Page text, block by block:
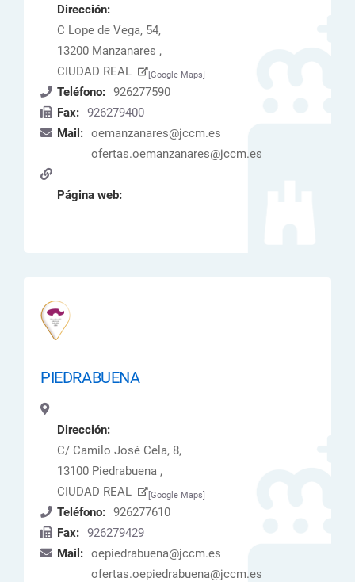
Dirección:
C Lope de Vega, 54,
13200 Manzanares ,
CIUDAD REAL
[Google Maps]
Teléfono: 926277590
Fax: 926279400
Mail: oemanzanares@jccm.es
ofertas.oemanzanares@jccm.es
Página web:
PIEDRABUENA
Dirección:
C/ Camilo José Cela, 8,
13100 Piedrabuena ,
CIUDAD REAL
[Google Maps]
Teléfono: 926277610
Fax: 926279429
Mail: oepiedrabuena@jccm.es
ofertas.oepiedrabuena@jccm.es